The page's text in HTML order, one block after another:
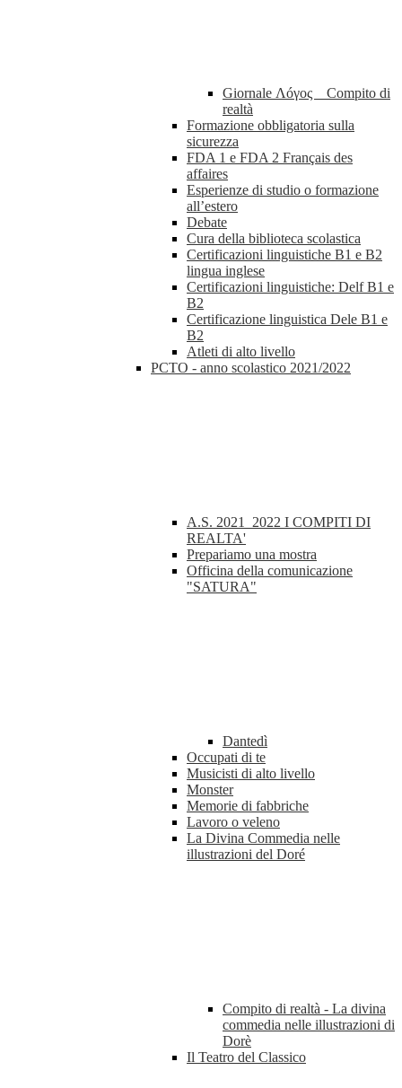
Giornale Λóγος _ Compito di
realtà
Formazione obbligatoria sulla
sicurezza
FDA 1 e FDA 2 Français des
affaires
Esperienze di studio o formazione
all’estero
Debate
Cura della biblioteca scolastica
Certificazioni linguistiche B1 e B2
lingua inglese
Certificazioni linguistiche: Delf B1 e
B2
Certificazione linguistica Dele B1 e
B2
Atleti di alto livello
PCTO - anno scolastico 2021/2022
A.S. 2021_2022 I COMPITI DI
REALTA'
Prepariamo una mostra
Officina della comunicazione
"SATURA"
Dantedì
Occupati di te
Musicisti di alto livello
Monster
Memorie di fabbriche
Lavoro o veleno
La Divina Commedia nelle
illustrazioni del Doré
Compito di realtà - La divina
commedia nelle illustrazioni di
Dorè
Il Teatro del Classico